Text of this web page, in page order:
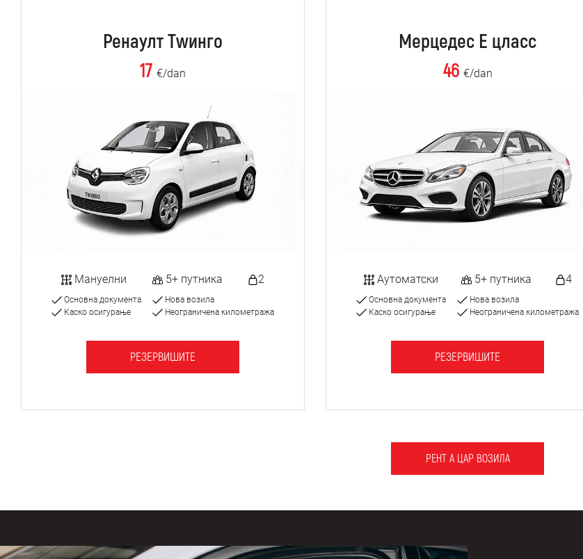
Ренаулт Тwинго
17 €/dan
Мануелни 5+ путника 2
Основна документа
Каско осигурање
Нова возила
Неограничена километража
РЕЗЕРВИШИТЕ
Мерцедес Е цласс
46 €/dan
Аутоматски 5+ путника 4
Основна документа
Каско осигурање
Нова возила
Неограничена километража
РЕЗЕРВИШИТЕ
РЕНТ А ЦАР ВОЗИЛА